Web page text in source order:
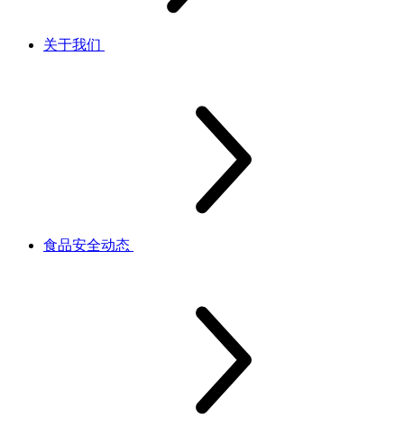
关于我们
食品安全动态